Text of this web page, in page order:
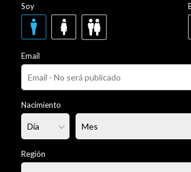
años
Pelo:
Delgado
39 moreno ,delgado ,cariñoso , cachondo y
Soy
Email
Nacimiento
Región